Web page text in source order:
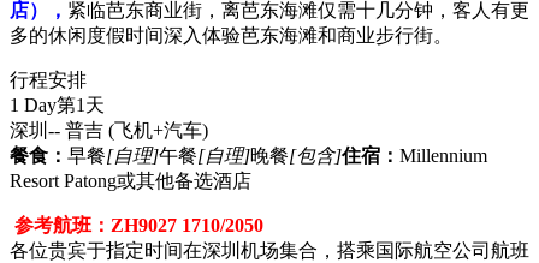
店）， 紧临芭东商业街，离芭东海滩仅需十几分钟，客人有更
多的休闲度假时间深入体验芭东海滩和商业步行街。
行程安排
1 Day第1天
深圳-- 普吉 (飞机+汽车)
餐食： 早餐[自理]午餐[自理]晚餐[包含]住宿： Millennium
Resort Patong或其他备选酒店
参考航班：ZH9027 1710/2050
各位贵宾于指定时间在深圳机场集合，搭乘国际航空公司航班